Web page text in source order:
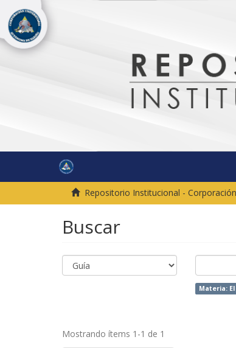
Repositorio Institucional -
Buscar
Materia:
Mostrando ítems 1-1 de 1